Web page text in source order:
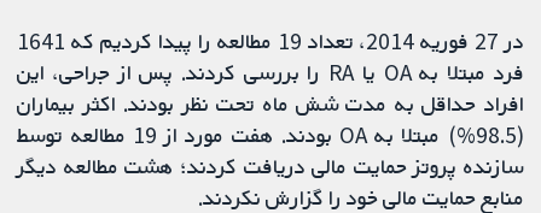
در 27 فوریه 2014، تعداد 19 مطالعه را پیدا کردیم که 1641
فرد مبتلا به OA یا RA را بررسی کردند. پس از جراحی، این
افراد حداقل به مدت شش ماه تحت نظر بودند. اکثر بیماران
(98.5%) مبتلا به OA بودند. هفت مورد از 19 مطالعه توسط
سازنده پروتز حمایت مالی دریافت کردند؛ هشت مطالعه دیگر
منابع حمایت مالی خود را گزارش نکردند.